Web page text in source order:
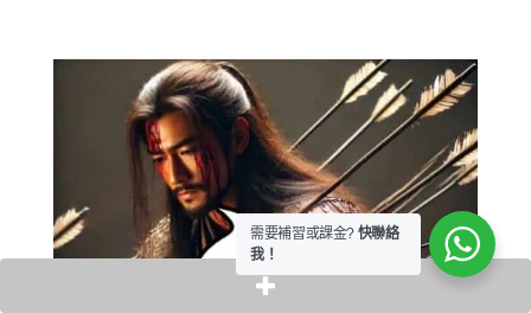
需要補習或課金? 快聯絡
我！